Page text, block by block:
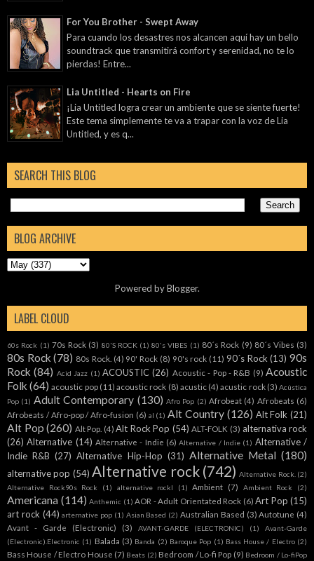
For You Brother - Swept Away
Para cuando los desastres nos alcancen aquí hay un bello
soundtrack que transmitirá confort y serenidad, no te lo
pierdas! Entre...
Lia Untitled - Hearts on Fire
¡Lia Untitled logra crear un ambiente que se siente fuerte!
Este tema simplemente te va a trapar con la voz de Lia
Untitled, y es q...
SEARCH THIS BLOG
BLOG ARCHIVE
Powered byBlogger.
LABEL CLOUD
60s Rock (1) 70s Rock (3) 80'S ROCK (1) 80's VIBES (1) 80´s Rock (9) 80´s Vibes (3)
80s Rock (78) 80s Rock. (4) 90' Rock (8) 90's rock (11) 90´s Rock (13) 90s
Rock (84) Acid Jazz (1) ACOUSTIC (26) Acoustic - Pop - R&B (9) Acoustic
Folk (64) acoustic pop (11) acoustic rock (8) acustic (4) acustic rock (3) Acústica
Pop (1) Adult Contemporary (130) Afro Pop (2) Afrobeat (4) Afrobeats (6)
Afrobeats / Afro-pop / Afro-fusion (6) al (1) Alt Country (126) Alt Folk (21)
Alt Pop (260) Alt Pop. (4) Alt Rock Pop (54) ALT-FOLK (3) alternativa rock
(26) Alternative (14) Alternative - Indie (6) Alternative / Indie (1) Alternative /
Indie R&B (27) Alternative Hip-Hop (31) Alternative Metal (180)
alternative pop (54) Alternative rock (742) Alternative Rock. (2)
Alternative Rock90s Rock
(1) alternative rockl (1) Ambient (7) Ambient Rock (2)
Americana (114) Anthemic (1) AOR - Adult Orientated Rock (6) Art Pop (15)
art rock (44) arternative pop (1) Asian Based (2) Australian Based (3) Autotune (4)
Avant - Garde (Electronic)
(3) AVANT-GARDE (ELECTRONIC) (1)
Avant-Garde
(Electronic).Electronic (1) Balada (3) Banda (2) Baroque Pop (1) Bass House / Electro (2)
Bass House / Electro House (7) Beats (2) Bedroom / Lo-fi Pop (9) Bedroom / Lo-fiPop